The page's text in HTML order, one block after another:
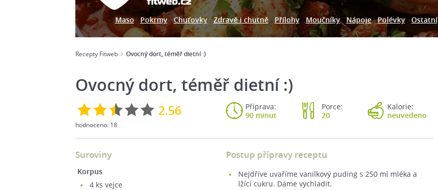
Maso Pokrmy Chuťovky Zdravě i chutně Přílohy Moučníky Nápoje Polévky Ostatní
Recepty Fitweb Ovocný dort, téměř dietní :)
Ovocný dort, téměř dietní :)
2.56
hodnoceno: 18
Příprava:
90 minut
Porce:
20
Kalorie:
neuvedeno
Suroviny
Korpus
4 ks vejce
Postup přípravy receptu
Nejdříve uvaříme vanilkový puding s 250 ml mléka a
lžící cukru. Dáme vychladit.